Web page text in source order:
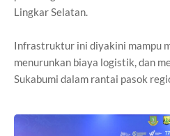
Lingkar Selatan.
Infrastruktur ini diyakini mampu
menurunkan biaya logistik, dan
Sukabumi dalam rantai pasok